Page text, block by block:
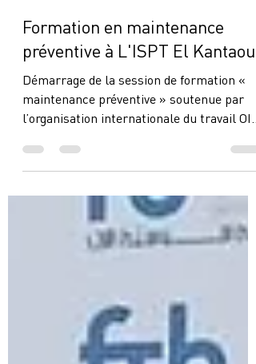
17 mars 2021
Formation en maintenance
préventive à L'ISPT El Kantaoui
Démarrage de la session de formation «
maintenance préventive » soutenue par